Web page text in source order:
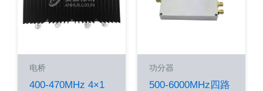
电桥
400-470MHz 4×1
功分器
500-6000MHz四路